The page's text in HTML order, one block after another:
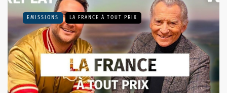
EMISSIONS LA FRANCE À TOUT PRIX